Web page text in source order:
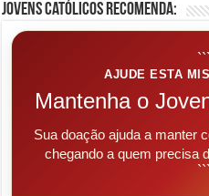
Jovens Católicos Recomenda:
```
AJUDE ESTA
Mantenha o
Sua doação ajuda a manter
chegando a quem precisa
```